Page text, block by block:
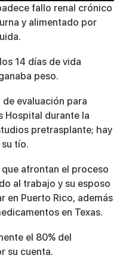
fallo renal crónico
y alimentado por
14 días de vida
peso.
evaluación para
Hospital durante la
pretrasplante; hay
tío.
que afrontan el proceso
al trabajo y su esposo
en Puerto Rico, además
en Texas.
el 80% del
su cuenta.